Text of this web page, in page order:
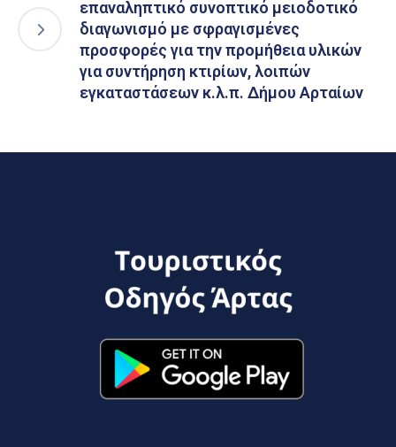
επαναληπτικό συνοπτικό μειοδοτικό
διαγωνισμό με σφραγισμένες
προσφορές για την προμήθεια υλικών
για συντήρηση κτιρίων, λοιπών
εγκαταστάσεων κ.λ.π. Δήμου Αρταίων